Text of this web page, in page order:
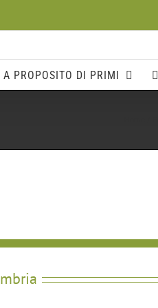
A PROPOSITO DI PRIMI